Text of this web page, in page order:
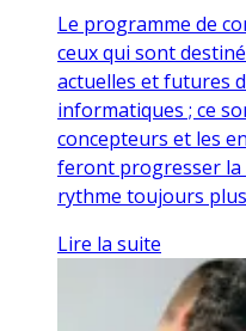
Le programme de
ceux qui sont
actuelles et futures
informatiques ; ce
concepteurs et les
feront progresser la
rythme toujours
Lire la suite